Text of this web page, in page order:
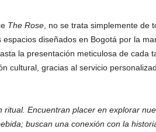
The Rose, no se trata simplemente de
diseñados en Bogotá por la
la presentación meticulosa de cada
cultural, gracias al servicio
ritual. Encuentran placer en explorar
buscan una conexión con la